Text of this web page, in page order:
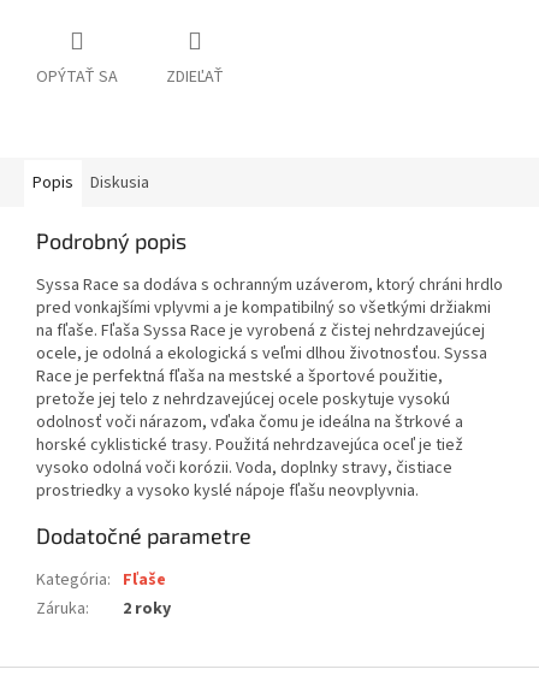
OPÝTAŤ SA ZDIEĽAŤ
Popis Diskusia
Podrobný popis
Syssa Race sa dodáva s ochranným uzáverom, ktorý chráni hrdlo
pred vonkajšími vplyvmi a je kompatibilný so všetkými držiakmi
na fľaše. Fľaša Syssa Race je vyrobená z čistej nehrdzavejúcej
ocele, je odolná a ekologická s veľmi dlhou životnosťou. Syssa
Race je perfektná fľaša na mestské a športové použitie,
pretože jej telo z nehrdzavejúcej ocele poskytuje vysokú
odolnosť voči nárazom, vďaka čomu je ideálna na štrkové a
horské cyklistické trasy. Použitá nehrdzavejúca oceľ je tiež
vysoko odolná voči korózii. Voda, doplnky stravy, čistiace
prostriedky a vysoko kyslé nápoje fľašu neovplyvnia.
Dodatočné parametre
Kategória: Fľaše
Záruka: 2 roky